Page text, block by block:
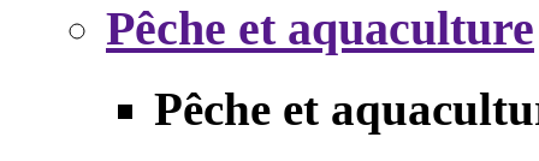
Pêche et aquaculture
Pêche et